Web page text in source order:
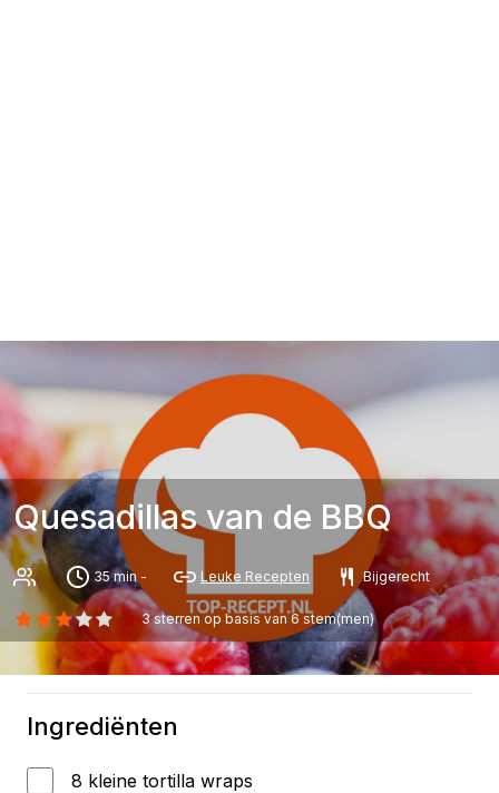
Quesadillas van de BBQ
35 min - Leuke Recepten Bijgerecht
3sterren op basis van6stem(men)
Ingrediënten
8 kleine tortilla wraps